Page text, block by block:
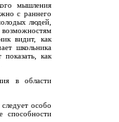
мышления
с раннего
людей,
видит, как
школьника
как
в области
особо
способности